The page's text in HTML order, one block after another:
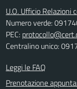
U.O. Ufficio Relazioni
Numero verde:
PEC:
Centralino unico:
Leggi le FAQ
Prenotazione